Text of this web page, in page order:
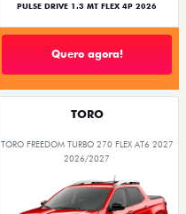
PULSE DRIVE 1.3 MT FLEX 4P 2026
Quero agora!
TORO
TORO FREEDOM TURBO 270 FLEX AT6 2027
2026/2027